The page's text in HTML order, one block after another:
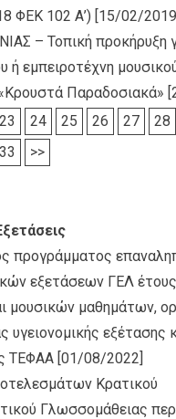
ΦΕΚ 102 Α’) [15/02/
– Τοπική προκήρυξη
ή εμπειροτέχνη
Παραδοσιακά»
23 24 25 26 27 28
33 >>
προγράμματος
εξετάσεων ΓΕΛ
μουσικών μαθημάτων,
υγειονομικής εξέτασης
ΤΕΦΑΑ [01/08/2022]
Κρατικού
Γλωσσομάθειας